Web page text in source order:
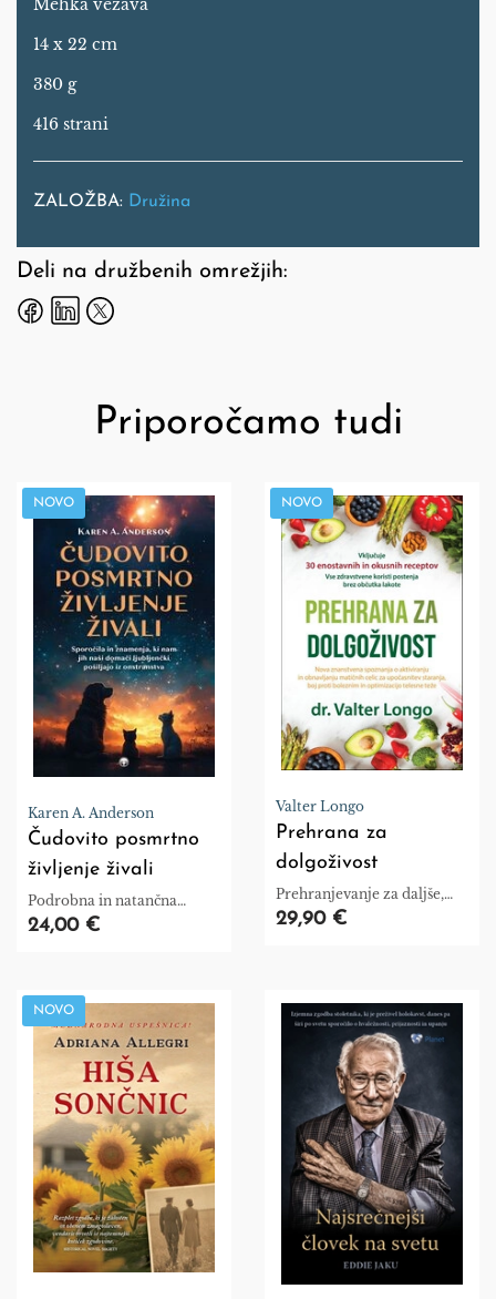
Mehka vezava
14 x 22 cm
380 g
416 strani
ZALOŽBA: Družina
Deli na družbenih omrežjih:
Priporočamo tudi
NOVO
Karen A. Anderson
Čudovito posmrtno
življenje živali
Podrobna in natančna
sporočila živali.
24,00 €
NOVO
Valter Longo
Prehrana za
dolgoživost
Prehranjevanje za daljše,
bolj zdravo življenje
29,90 €
NOVO